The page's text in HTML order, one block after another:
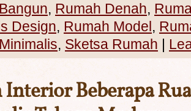
, Rumah Denah,
Design, Rumah Model,
, Sketsa Rumah |
Interior Beberapa